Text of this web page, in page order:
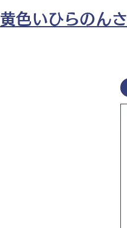
黄色いひらのんさ